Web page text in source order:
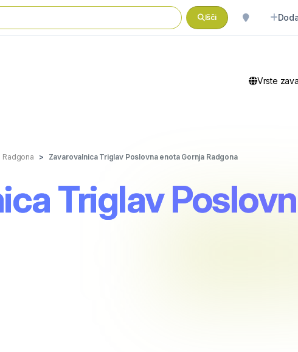
Išči
Vrste
Radgona Zavarovalnica Triglav Poslovna enota Gornja Radgona
Triglav